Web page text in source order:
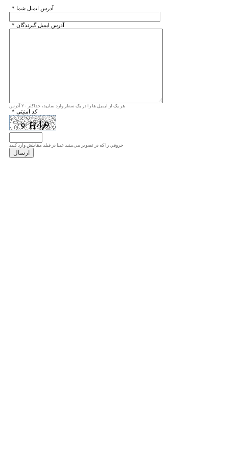
* آدرس ايميل شما
* آدرس ايميل گيرندگان
هر یک از ایمیل ها را در یک سطر وارد نمایید، حداکثر ۲۰ آدرس
* کد امنیتی
حروفي را كه در تصوير مي‌بينيد عينا در فيلد مقابلش وارد كنيد